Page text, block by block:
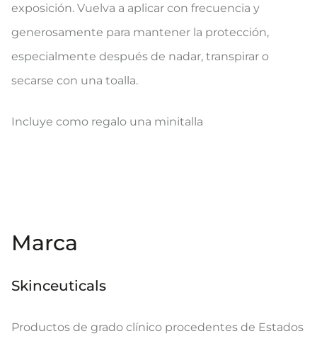
exposición. Vuelva a aplicar con frecuencia y
generosamente para mantener la protección,
especialmente después de nadar, transpirar o
secarse con una toalla.
Incluye como regalo una minitalla
Marca
Skinceuticals
Productos de grado clínico procedentes de Estados